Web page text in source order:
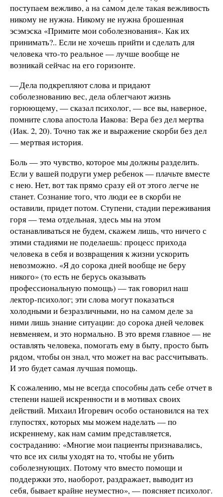
поступаем вежливо, а на самом деле такая вежливость
никому не нужна. Никому не нужна брошенная
эсэмэска «Примите мои соболезнования». Как их
принимать?.. Если не хочешь прийти и сделать для
человека что-то реальное — лучше вообще не
возникай сейчас на его горизонте.
— Дела подкрепляют слова и придают
соболезнованию вес, дела облегчают жизнь
горюющему, — сказал психолог, — все вы, наверное,
помните слова апостола Иакова: Вера без дел мертва
(Иак. 2, 20). Точно так же и выражение скорби без дел
— мертвая история.
Боль — это чувство, которое мы должны разделить.
Если у вашей подруги умер ребенок — плачьте вместе
с нею. Нет, вот так прямо сразу ей от этого легче не
станет. Сознание того, что люди ее в скорби не
оставили, придет потом. Ступени, стадии переживания
горя — тема отдельная, здесь мы на этом
останавливаться не будем, скажем лишь, что ничего с
этими стадиями не поделаешь: процесс прихода
человека в себя и возвращения к жизни ускорить
невозможно. «Я до сорока дней вообще не беру
никого» (то есть не берусь оказывать
профессиональную помощь) — так говорил наш
лектор-психолог; эти слова могут показаться
холодными и безразличными, но на самом деле за
ними лишь знание ситуации: до сорока дней человек
невменяем, и это нормально. В это время главное — не
оставлять человека, помогать ему в быту, просто быть
рядом, чтобы он знал, что может на вас рассчитывать.
И это будет самая лучшая помощь.
К сожалению, мы не всегда способны дать себе отчет в
степени нашей искренности и в мотивах своих
действий. Михаил Игоревич особо остановился на тех
глупостях, которых мы можем наделать — по
искреннему, как нам самим представляется,
состраданию: «Многие мои пациенты признавались,
что все их силы уходят на то, чтобы не убить
соболезнующих. Потому что вместо помощи и
поддержки это, наоборот, раздражает, выводит из
себя, бывает крайне неуместно», — поясняет психолог.